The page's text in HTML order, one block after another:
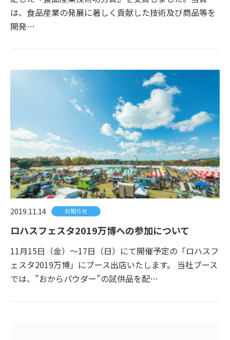
は、食品産業の発展に著しく貢献した技術及び商品等を
開発…
2019.11.14 お知らせ
ロハスフェスタ2019万博への参加について
11月15日（金）～17日（日）にて開催予定の「ロハスフ
ェスタ2019万博」にブース出店いたします。 当社ブース
では、”おからパウダー”の試供品を配…